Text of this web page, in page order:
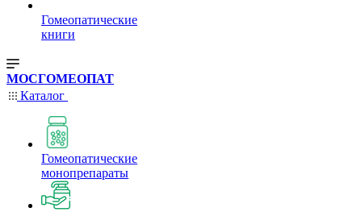
Гомеопатические
книги
МОСГОМЕОПАТ
Каталог
Гомеопатические
монопрепараты